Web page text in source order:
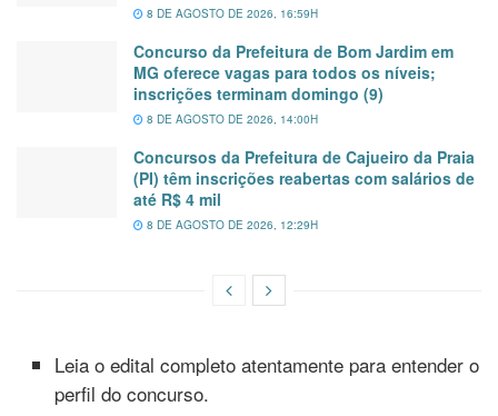
8 DE AGOSTO DE 2026, 16:59H
Concurso da Prefeitura de Bom Jardim em
MG oferece vagas para todos os níveis;
inscrições terminam domingo (9)
8 DE AGOSTO DE 2026, 14:00H
Concursos da Prefeitura de Cajueiro da Praia
(PI) têm inscrições reabertas com salários de
até R$ 4 mil
8 DE AGOSTO DE 2026, 12:29H
Leia o edital completo atentamente para entender o
perfil do concurso.